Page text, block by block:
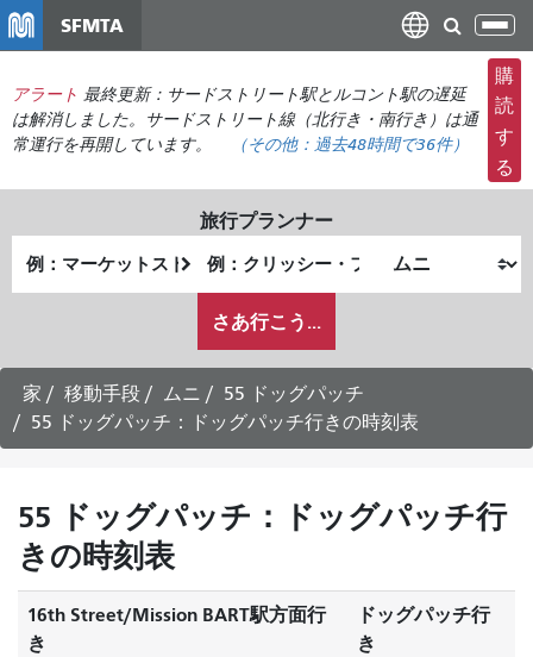
コ
ン
テ
ン
ツ
移
SFMTA
ナ
ビ
ゲ
ー
シ
ョ
の
切
り
え
アラート 最終更新：サードストリート駅とルコント駅の遅延
は解消しました。サードストリート線（北行き・南行き）は通
常運行を再開しています。
（その他： 過去48時間で36件）
購
読
す
る
旅行プランナー
出
発
終
了
が
ど
の
よ
う
旅
い
か
さあ行こう...
家 移動手段 ムニ
55 ドッグパッチ
55 ドッグパッチ：ドッグパッチ行きの時刻表
55 ドッグパッチ：ドッグパッチ行
きの時刻表
16th Street/Mission BART駅方面行
き
ドッグパッチ行
き